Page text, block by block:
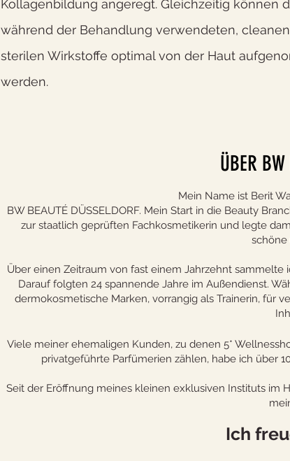
Kollagenbildung angeregt. Gleichzeitig können
während der Behandlung verwendeten,
sterilen Wirkstoffe optimal von der Haut
werden.
ÜBER BW
Mein Name ist Berit
BW BEAUTÉ DÜSSELDORF. Mein Start in die Beauty
zur staatlich geprüften Fachkosmetikerin und legte
schöne
Über einen Zeitraum von fast einem Jahrzehnt
Darauf folgten 24 spannende Jahre im Außendienst.
dermokosmetische Marken, vorrangig als Trainerin, für
Viele meiner ehemaligen Kunden, zu denen 5*
privatgeführte Parfümerien zählen, habe ich über
Seit der Eröffnung meines kleinen exklusiven Instituts im
Ich